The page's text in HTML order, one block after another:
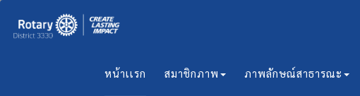
หน้าเเรก สมาชิกภาพ ภาพลักษณ์สาธารณะ